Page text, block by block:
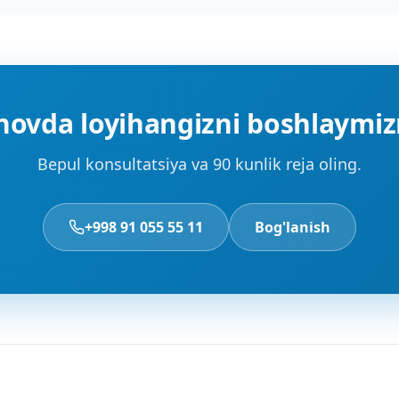
loyihangizni
Bepul konsultatsiya va 90 kunlik reja oling.
+998 91 055 55 11 Bog'lanish